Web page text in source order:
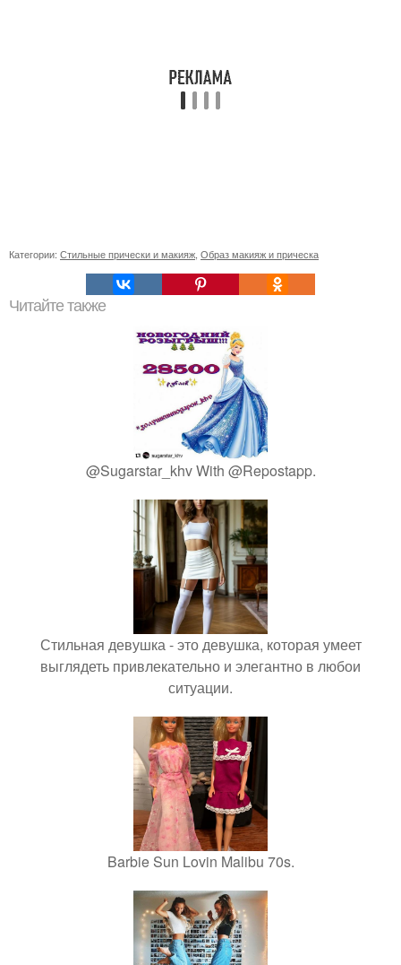
Категории: Стильные прически и макияж Образ макияж и прическа
Читайте также
@Sugarstar_khv With @Repostapp.
Стильная девушка - это девушка, которая умеет
выглядеть привлекательно и элегантно в любои
ситуации.
Barbie Sun Lovin Malibu 70s.